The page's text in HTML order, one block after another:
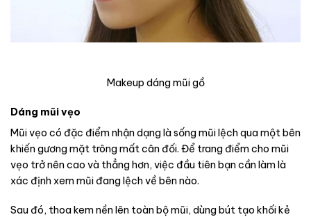
Makeup dáng mũi gồ
Dáng mũi vẹo
Mũi vẹo có đặc điểm nhận dạng là sống mũi lệch qua một bên
khiến gương mặt trông mất cân đối. Để trang điểm cho mũi
vẹo trở nên cao và thẳng hơn, việc đầu tiên bạn cần làm là
xác định xem mũi đang lệch về bên nào.
Sau đó, thoa kem nền lên toàn bộ mũi, dùng bút tạo khối kẻ